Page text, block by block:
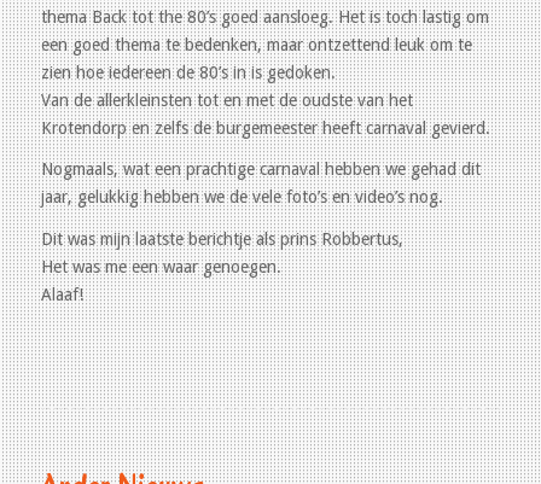
thema Back tot the 80’s goed aansloeg. Het is toch lastig om
een goed thema te bedenken, maar ontzettend leuk om te
zien hoe iedereen de 80’s in is gedoken.
Van de allerkleinsten tot en met de oudste van het
Krotendorp en zelfs de burgemeester heeft carnaval gevierd.
Nogmaals, wat een prachtige carnaval hebben we gehad dit
jaar, gelukkig hebben we de vele foto’s en video’s nog.
Dit was mijn laatste berichtje als prins Robbertus,
Het was me een waar genoegen.
Alaaf!